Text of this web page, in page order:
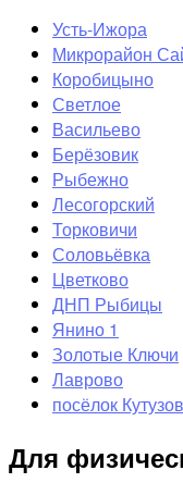
Усть-Ижора
Микрорайон
Коробицыно
Светлое
Васильево
Берёзовик
Рыбежно
Лесогорский
Торковичи
Соловьёвка
Цветково
ДНП Рыбицы
Янино 1
Золотые Ключи
Лаврово
посёлок
Для